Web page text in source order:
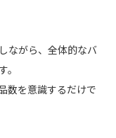
ながら、全体的なバ
。
数を意識するだけで